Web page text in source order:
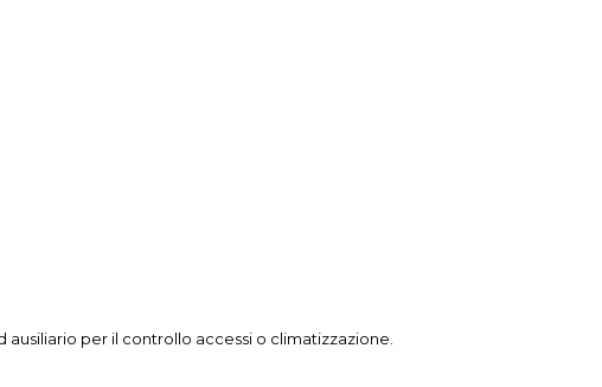
per il controllo accessi o climatizzazione.